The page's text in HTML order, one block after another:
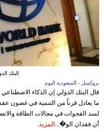
البنك
بروكسل - السعوديه اليوم
قال البنك الدولي إن الذكاء
ما يعادل قرناً من التنمية في غضون
لسد الفجوات في مجالات الطاقة
أن فقدان الو�... المزيد